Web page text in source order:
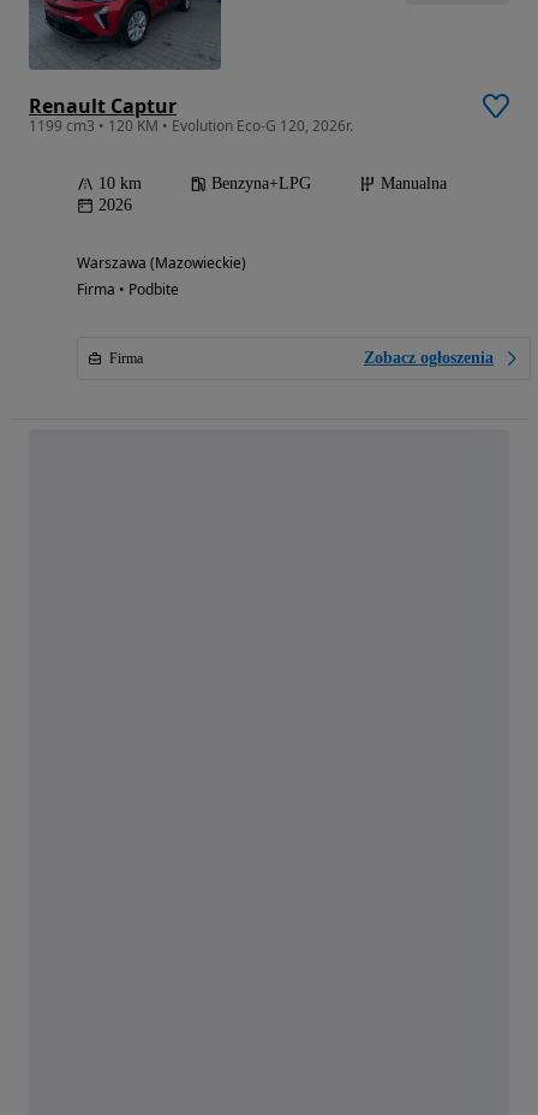
Renault Captur
1199 cm3 • 120 KM • Evolution Eco-G 120, 2026r.
10 km Benzyna+LPG
Manualna
2026
Warszawa (Mazowieckie)
Firma • Podbite
Firma Zobacz ogłoszenia